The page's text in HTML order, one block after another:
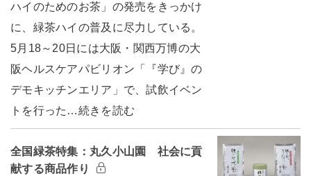
ハイのためのお茶」の発売をきっかけ
に、緑茶ハイの普及に尽力している。
5月18～20日には大阪・関西万博の大
阪ヘルスケアパビリオン「『学び』の
デモキッチンエリア」で、試飲イベン
トを行った…続きを読む
全国緑茶特集：丸久小山園 社会に貢
献する商品作り